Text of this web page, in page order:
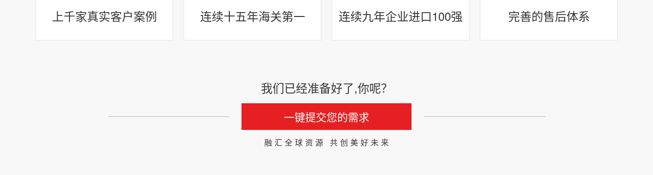
上千家真实客户案例 连续十五年海关第一 连续九年企业进口100强 完善的售后体系
我们已经准备好了,你呢？
一键提交您的需求
融汇全球资源 共创美好未来